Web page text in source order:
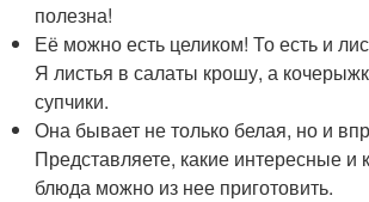
полезна!
Её можно есть целиком! То есть и
Я листья в салаты крошу, а
супчики.
Она бывает не только белая, но и
Представляете, какие интересные и
блюда можно из нее приготовить.